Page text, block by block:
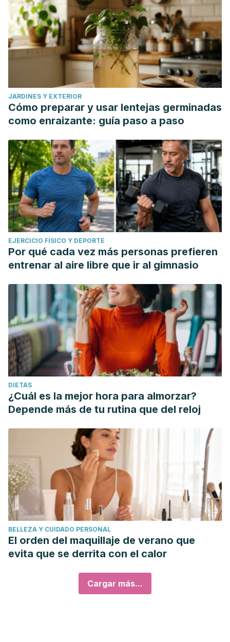
JARDINES Y EXTERIOR
Cómo preparar y usar lentejas germinadas
como enraizante: guía paso a paso
EJERCICIO FÍSICO Y DEPORTE
Por qué cada vez más personas prefieren
entrenar al aire libre que ir al gimnasio
DIETAS
¿Cuál es la mejor hora para almorzar?
Depende más de tu rutina que del reloj
BELLEZA Y CUIDADO PERSONAL
El orden del maquillaje de verano que
evita que se derrita con el calor
Cargar más...